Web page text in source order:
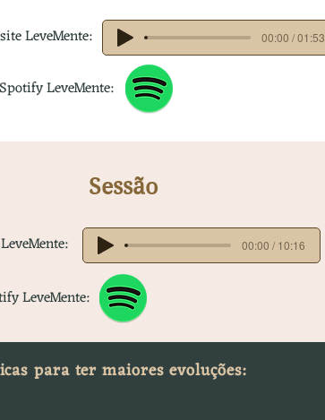
00:00 / 01:53
LeveMente:
LeveMente:
Sessão
00:00 / 10:16
LeveMente:
para ter maiores evoluções: